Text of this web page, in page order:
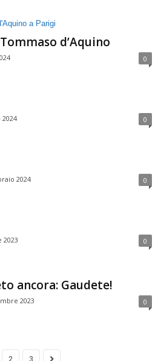
d’Aquino
0
0
2024 0
2023 0
ancora: Gaudete!
2023 0
2 3